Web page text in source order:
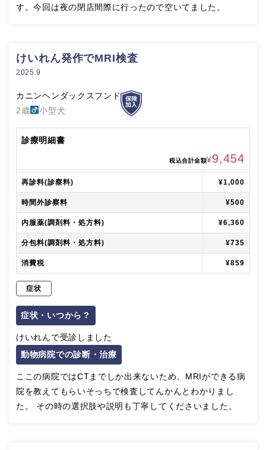
す。今回は夜の閉店間際に行ったので空いてました。
けいれん発作でMRI検査
2025.9
カニンヘンダックスフンド
2歳
小型犬
診療明細書
税込合計金額¥9,454
再診料(診察料) ¥1,000
時間外診察料 ¥500
内服薬(調剤料・処方料) ¥6,360
分包料(調剤料・処方料) ¥735
消費税 ¥859
症状
症状・いつから？
けいれんで受診しました
動物病院での診断・治療
ここの病院ではCTまでしか出来ないため、MRIができる病
院を教えてもらいそっちで検査してんかんとわかりまし
た。 その時の選択肢や説明も丁寧してくださいました。